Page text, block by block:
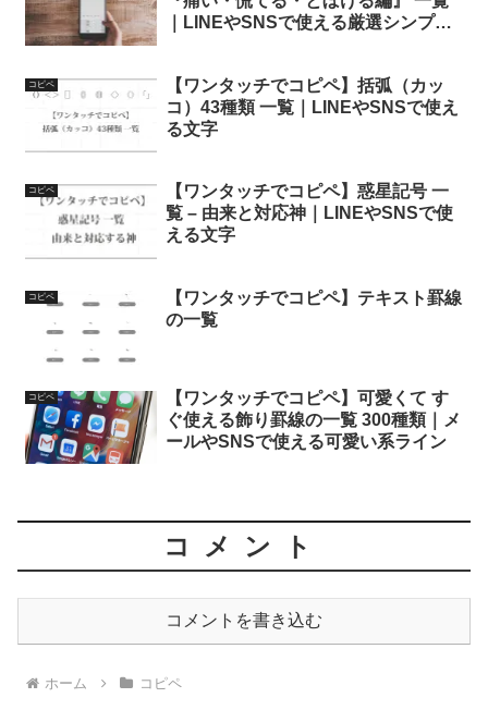
｜LINEやSNSで使える厳選シンプル
コピペ
【ワンタッチでコピペ】括弧（カッ
コ）43種類 一覧｜LINEやSNSで使え
る文字
コピペ
【ワンタッチでコピペ】惑星記号 一
覧 – 由来と対応神｜LINEやSNSで使
える文字
コピペ
【ワンタッチでコピペ】テキスト罫線
の一覧
コピペ
【ワンタッチでコピペ】可愛くて す
ぐ使える飾り罫線の一覧 300種類｜メ
ールやSNSで使える可愛い系ライン
コメント
コメントを書き込む
ホーム コピペ